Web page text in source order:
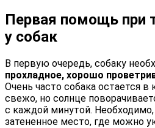
Первая помощь при
у собак
В первую очередь, собаку
прохладное, хорошо
Очень часто собака остается в
свежо, но солнце
с каждой минутой.
затененное место, где можно